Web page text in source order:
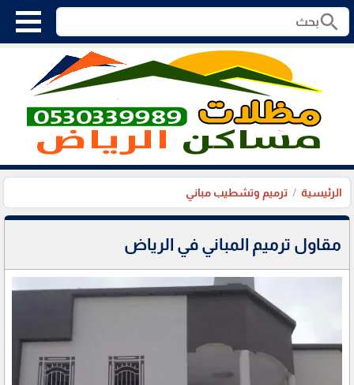
search
الرئيسية ترميم وتشطيب مباني
مقاول ترميم المباني في الرياض